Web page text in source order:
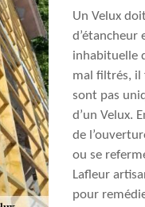
Un Velux
d’étancheur
inhabituelle
mal filtrés, il
sont pas
d’un Velux.
de
ou se
Lafleur
pour